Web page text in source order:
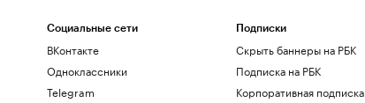
Социальные сети
ВКонтакте
Одноклассники
Telegram
Подписки
Скрыть баннеры на РБК
Подписка на РБК
Корпоративная подписка